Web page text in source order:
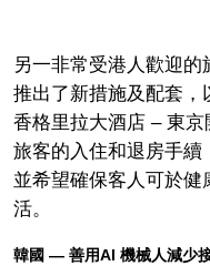
另一非常受港人歡迎
推出了新措施及配套
香格里拉大酒店 – 東
旅客的入住和退房手續
並希望確保客人可於健
活。
韓國 — 善用AI 機械人減少